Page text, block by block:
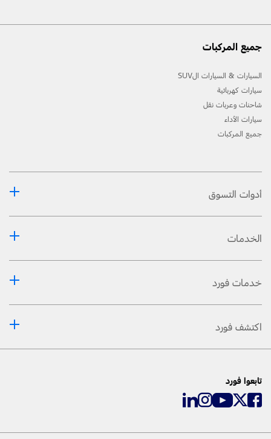
جميع المركبات
السيارات & السيارات الSUV
سيارات كهربائية
شاحنات وعربات نقل
سيارات الأداء
جميع المركبات
أدوات التسوق
الخدمات
خدمات فورد
اكتشف فورد
تابعوا فورد